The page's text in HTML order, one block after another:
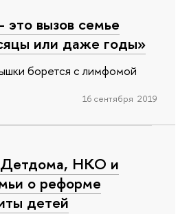
это вызов семье
или даже годы»
борется с лимфомой
16 сентября 2019
Детдома, НКО и
о реформе
детей